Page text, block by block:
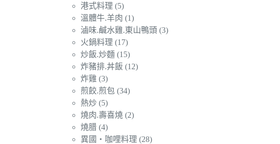
港式料理 (5)
溫體牛.羊肉 (1)
滷味.鹹水雞.東山鴨頭 (3)
火鍋料理 (17)
炒飯.炒麵 (15)
炸豬排.丼飯 (12)
炸雞 (3)
煎餃.煎包 (34)
熱炒 (5)
燒肉.壽喜燒 (2)
燒腊 (4)
異國‧咖哩料理 (28)